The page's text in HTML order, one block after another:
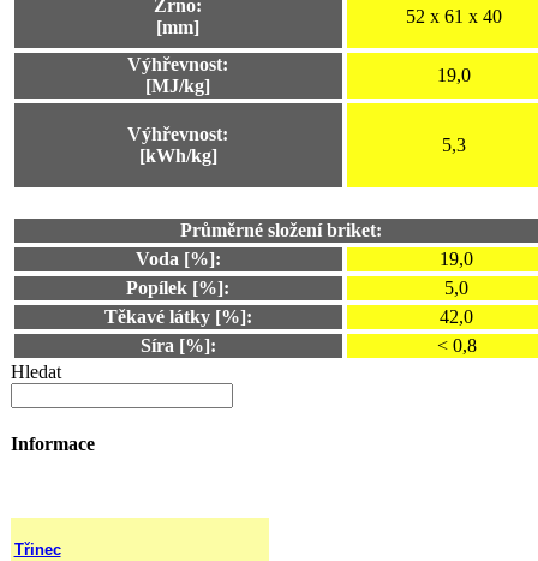
Zrno:
[mm]
52 x 61 x 40
Výhřevnost:
[MJ/kg]
19,0
Výhřevnost:
[kWh/kg]
5,3
Průměrné složení briket:
Voda [%]:
19,0
Popílek [%]:
5,0
Těkavé látky [%]:
42,0
Síra [%]:
< 0,8
Hledat
Informace
Třinec